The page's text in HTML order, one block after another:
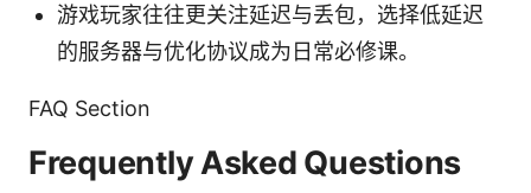
游戏玩家往往更关注延迟与丢包，选择低延迟
的服务器与优化协议成为日常必修课。
FAQ Section
Frequently Asked Questions